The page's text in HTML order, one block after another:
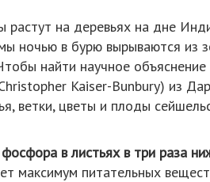
на деревьях на дне
ночью в бурю вырываются из
найти научное
Kaiser-Bunbury) из
ветки, цветы и плоды
в листьях в три раза
максимум питательных